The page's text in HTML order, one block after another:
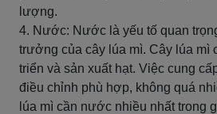
lượng.
4. Nước: Nước là yếu tố quan
trưởng của cây lúa mì. Cây lúa mì
triển và sản xuất hạt. Việc cung
điều chỉnh phù hợp, không quá
lúa mì cần nước nhiều nhất trong